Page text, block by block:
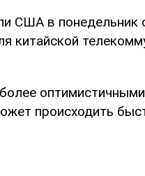
США в понедельник
китайской
происходить